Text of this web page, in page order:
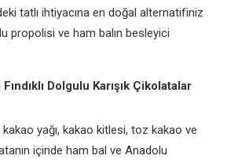
tatlı ihtiyacına en doğal alternatifiniz
propolisi ve ham balın besleyici
Fındıklı Dolgulu Karışık Çikolatalar
yağı, kakao kitlesi, toz kakao ve
içinde ham bal ve Anadolu